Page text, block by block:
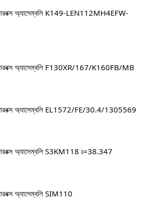
অ্যাসেম্বলি K149-LEN112MH4EFW-
অ্যাসেম্বলি F130XR/167/K160FB/MB
অ্যাসেম্বলি EL1572/FE/30.4/1305569
অ্যাসেম্বলি S3KM118 i=38.347
অ্যাসেম্বলি SIM110